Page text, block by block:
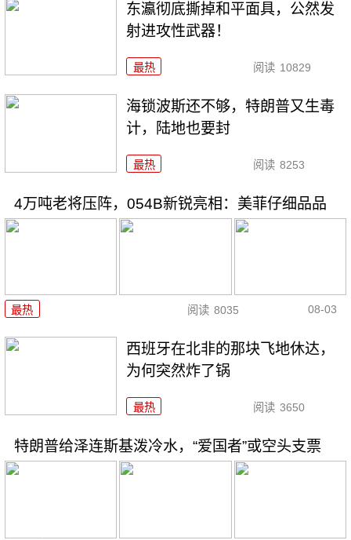
东瀛彻底撕掉和平面具，公然发
射进攻性武器！
最热 阅读 10829
海锁波斯还不够，特朗普又生毒
计，陆地也要封
最热 阅读 8253
4万吨老将压阵，054B新锐亮相：美菲仔细品品
最热 阅读 8035 08-03
西班牙在北非的那块飞地休达，
为何突然炸了锅
最热 阅读 3650
特朗普给泽连斯基泼冷水，“爱国者”或空头支票